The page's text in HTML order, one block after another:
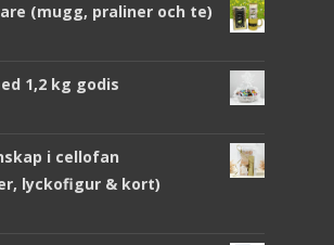
(mugg, praliner och te)
1,2 kg godis
i cellofan
lyckofigur & kort)